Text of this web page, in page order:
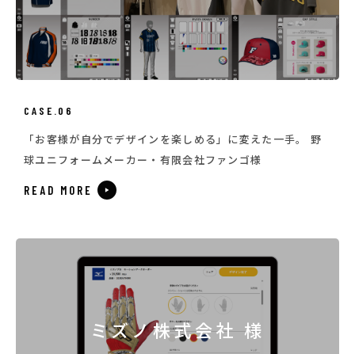
CASE.06
「お客様が自分でデザインを楽しめる」に変えた一手。 野
球ユニフォームメーカー・有限会社ファンゴ様
READ MORE
ミズノ株式会社 様